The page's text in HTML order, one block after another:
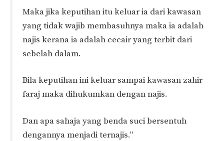
Maka jika keputihan itu keluar ia dari kawasan
yang tidak wajib membasuhnya maka ia adalah
najis kerana ia adalah cecair yang terbit dari
sebelah dalam.
Bila keputihan ini keluar sampai kawasan zahir
faraj maka dihukumkan dengan najis.
Dan apa sahaja yang benda suci bersentuh
dengannya menjadi ternajis.”